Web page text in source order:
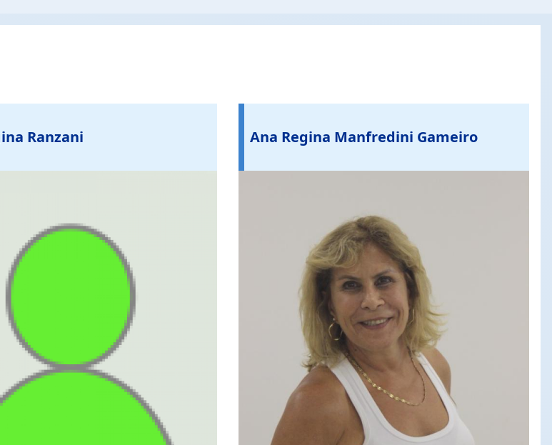
Ranzani Ana Regina Manfredini Gameiro